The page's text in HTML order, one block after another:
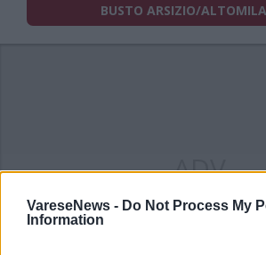
VareseNews - Do Not Process My
Information
BUSTO ARSIZIO/
ADV